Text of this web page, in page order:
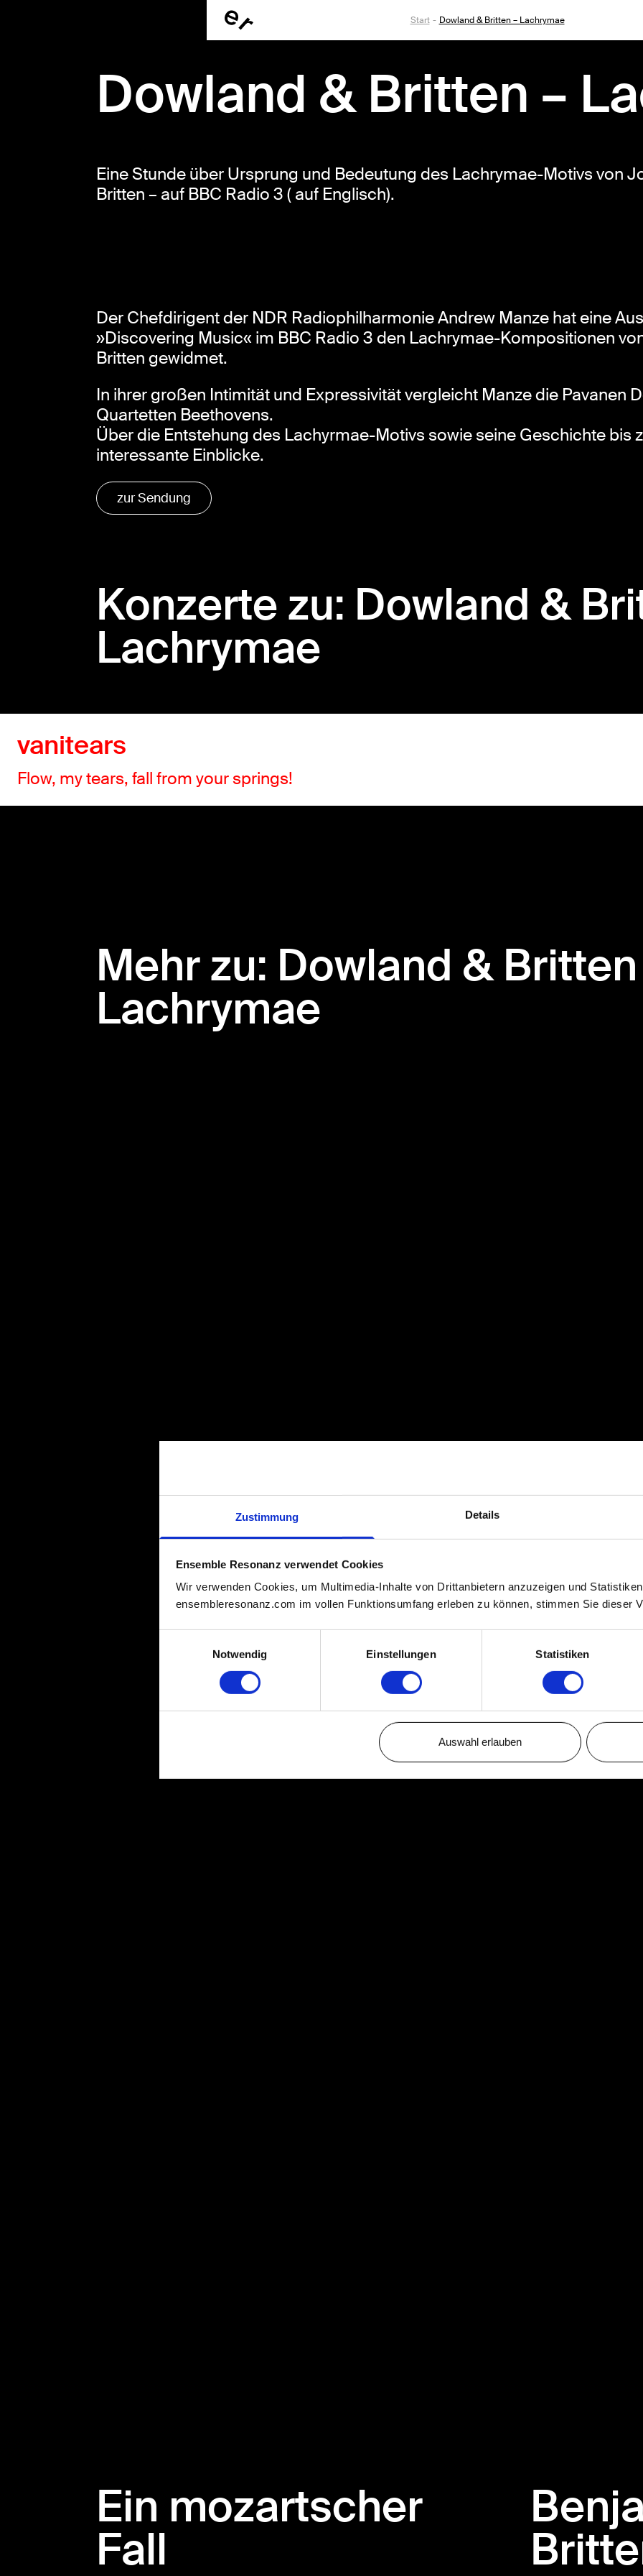
Zustimmung Details
Ensemble Resonanz verwendet Cookies
Wir verwenden Cookies, um Multimedia-Inhalte von Drittanbietern anzuzeigen und
ensembleresonanz.com im vollen Funktionsumfang erleben zu können, stimmen Sie dieser
Notwendig
Einstellungen Statistiken
Auswahl erlauben
Start Dowland & Britten – Lachrymae
Dowland & Britten –
Eine Stunde über Ursprung und Bedeutung des Lachrymae-Motivs von
Britten – auf BBC Radio 3 ( auf Englisch).
Der Chefdirigent der NDR Radiophilharmonie Andrew Manze hat eine
»Discovering Music« im BBC Radio 3 den Lachrymae-Kompositionen
Britten gewidmet.
In ihrer großen Intimität und Expressivität vergleicht Manze die Pavanen
Quartetten Beethovens.
Über die Entstehung des Lachyrmae-Motivs sowie seine Geschichte bis
interessante Einblicke.
zur Sendung
Konzerte zu: Dowland &
Lachrymae
vanitears
Flow, my tears, fall from your springs!
Mehr zu: Dowland &
Lachrymae
Ein mozartscher
Fall